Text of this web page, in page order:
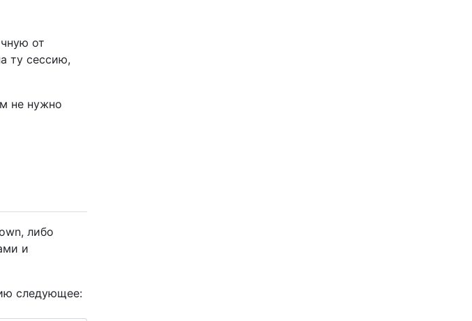
от
ту сессию,
не нужно
либо
и
следующее: